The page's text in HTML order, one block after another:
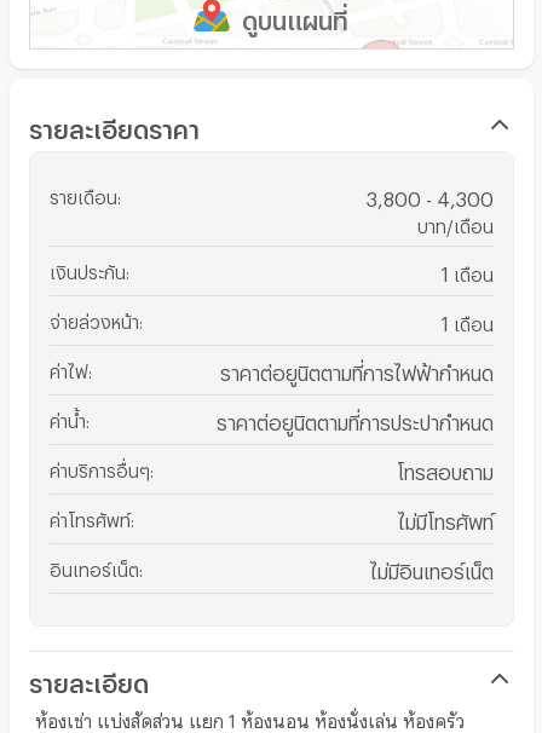
ดูบนแผนที่
รายละเอียดราคา
รายเดือน 3,800 - 4,300
บาท/เดือน
เงินประกัน 1 เดือน
จ่ายล่วงหน้า 1 เดือน
ค่าไฟ: ราคาต่อยูนิตตามที่การไฟฟ้ากำหนด
ค่าน้ำ ราคาต่อยูนิตตามที่การประปากำหนด
ค่าบริการอื่นๆ โทรสอบถาม
ค่าโทรศัพท์: ไม่มีโทรศัพท์
อินเทอร์เน็ต ไม่มีอินเทอร์เน็ต
รายละเอียด
ห้องเช่า แบ่งสัดส่วน แยก 1 ห้องนอน ห้องนั่งเล่น ห้องครัว